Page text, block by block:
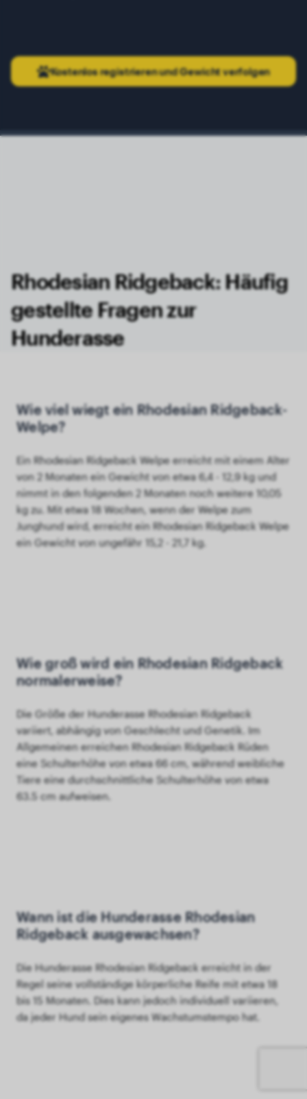
Kostenlos registrieren und Gewicht verfolgen
Rhodesian Ridgeback: Häufig
gestellte Fragen zur
Hunderasse
Wie viel wiegt ein Rhodesian Ridgeback-
Welpe?
Ein Rhodesian Ridgeback Welpe erreicht mit einem Alter
von 2 Monaten ein Gewicht von etwa 6,4 - 12,9 kg und
nimmt in den folgenden 2 Monaten noch weitere 10,05
kg zu. Mit etwa 18 Wochen, wenn der Welpe zum
Junghund wird, erreicht ein Rhodesian Ridgeback Welpe
ein Gewicht von ungefähr 15,2 - 21,7 kg.
Wie groß wird ein Rhodesian Ridgeback
normalerweise?
Die Größe der Hunderasse Rhodesian Ridgeback
variiert, abhängig von Geschlecht und Genetik. Im
Allgemeinen erreichen Rhodesian Ridgeback Rüden
eine Schulterhöhe von etwa 66 cm, während weibliche
Tiere eine durchschnittliche Schulterhöhe von etwa
63.5 cm aufweisen.
Wann ist die Hunderasse Rhodesian
Ridgeback ausgewachsen?
Die Hunderasse Rhodesian Ridgeback erreicht in der
Regel seine vollständige körperliche Reife mit etwa 18
bis 15 Monaten. Dies kann jedoch individuell variieren,
da jeder Hund sein eigenes Wachstumstempo hat.